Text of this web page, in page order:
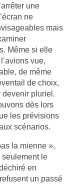
une
ne
mais
Même si elle
vue,
de même
de choix,
devenir pluriel.
dès lors
les prévisions
scénarios.
la mienne »,
seulement le
en
un passé